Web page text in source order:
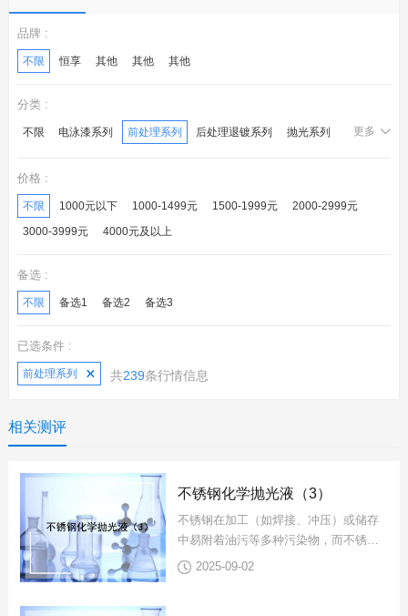
品牌 :
不限 恒享 其他 其他 其他
分类 :
更多
不限 电泳漆系列 前处理系列 后处理退镀系列
抛光系列
后处理系列
价格 :
不限 1000元以下 1000-1499元 1500-1999元
2000-2999元
3000-3999元
4000元及以上
备选 :
不限 备选1 备选2 备选3
已选条件 :
前处理系列 共239条行情信息
相关测评
不锈钢化学抛光液（3）
不锈钢在加工（如焊接、冲压）或储存
中易附着油污等多种污染物，而不锈钢
化学抛光液的核心是 “清洁去污”，为后
2025-09-02